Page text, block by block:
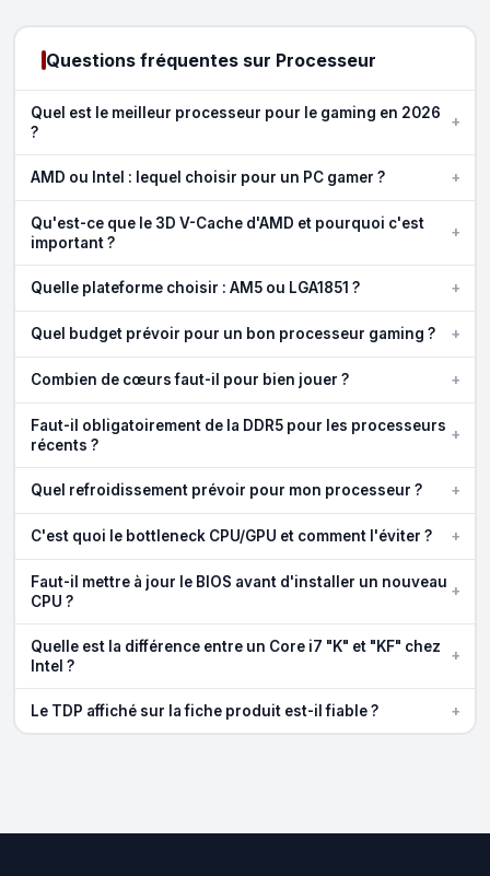
Questions fréquentes sur Processeur
Quel est le meilleur processeur pour le gaming en 2026
?
+
AMD ou Intel : lequel choisir pour un PC gamer ? +
Qu'est-ce que le 3D V-Cache d'AMD et pourquoi c'est
important ?
+
Quelle plateforme choisir : AM5 ou LGA1851 ? +
Quel budget prévoir pour un bon processeur gaming ? +
Combien de cœurs faut-il pour bien jouer ? +
Faut-il obligatoirement de la DDR5 pour les processeurs
récents ?
+
Quel refroidissement prévoir pour mon processeur ? +
C'est quoi le bottleneck CPU/GPU et comment l'éviter ? +
Faut-il mettre à jour le BIOS avant d'installer un nouveau
CPU ?
+
Quelle est la différence entre un Core i7 "K" et "KF" chez
Intel ?
+
Le TDP affiché sur la fiche produit est-il fiable ? +